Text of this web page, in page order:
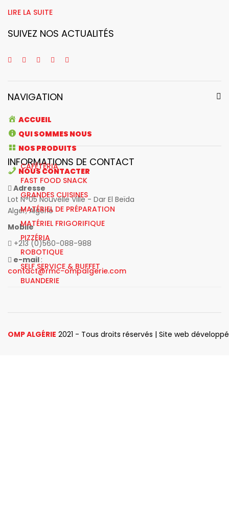
LIRE LA SUITE
SUIVEZ NOS ACTUALITÉS
NAVIGATION
ACCUEIL
QUI SOMMES NOUS
NOS PRODUITS
CAFÉTÉRIA
FAST FOOD SNACK
GRANDES CUISINES
MATÉRIEL DE PRÉPARATION
MATÉRIEL FRIGORIFIQUE
PIZZÉRIA
ROBOTIQUE
SELF SERVICE & BUFFET
BUANDERIE
NOUS CONTACTER
INFORMATIONS DE CONTACT
Adresse
Lot N°05 Nouvelle Ville - Dar El Beïda
Alger, Algérie
Mobile
+213 (0)560-088-988
e-mail :
contact@rmc-ompalgerie.com
OMP ALGÉRIE 2021 - Tous droits réservés | Site web